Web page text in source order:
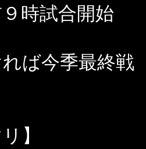
時試合開始
ば今季最終戦
】